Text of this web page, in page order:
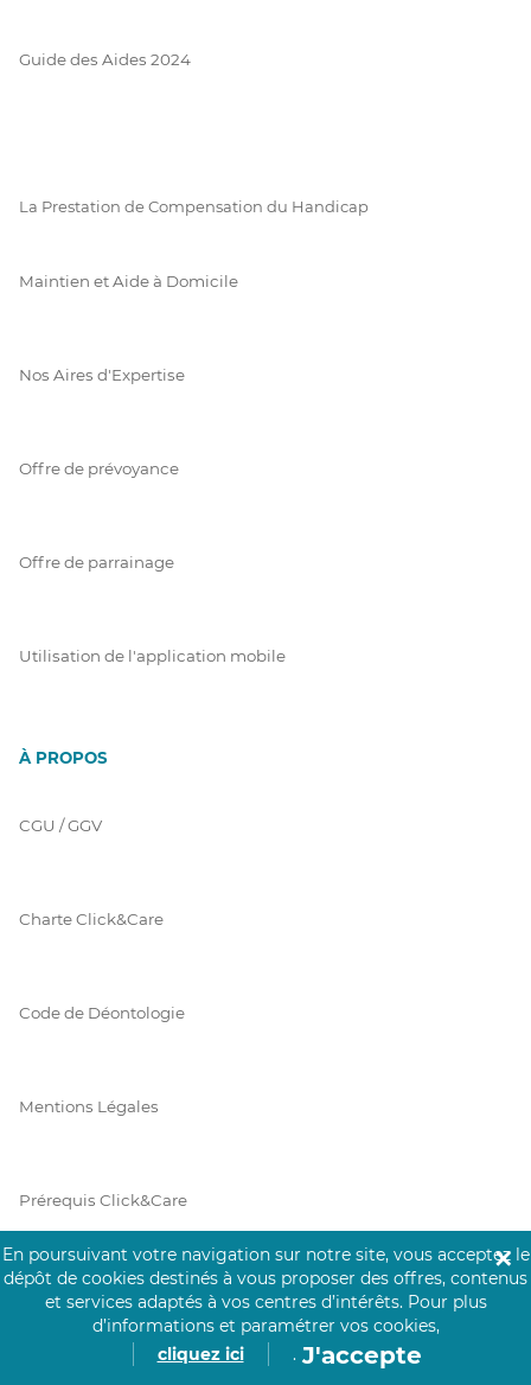
Guide des Aides 2024
La Prestation de Compensation du Handicap
Maintien et Aide à Domicile
Nos Aires d'Expertise
Offre de prévoyance
Offre de parrainage
Utilisation de l'application mobile
À PROPOS
CGU / GGV
Charte Click&Care
Code de Déontologie
Mentions Légales
Prérequis Click&Care
Protection des Données
En poursuivant votre navigation sur notre site, vous acceptez le
dépôt de cookies destinés à vous proposer des offres, contenus
et services adaptés à vos centres d’intérêts. Pour plus
d’informations et paramétrer vos cookies,
cliquez ici
. J'accepte
✕